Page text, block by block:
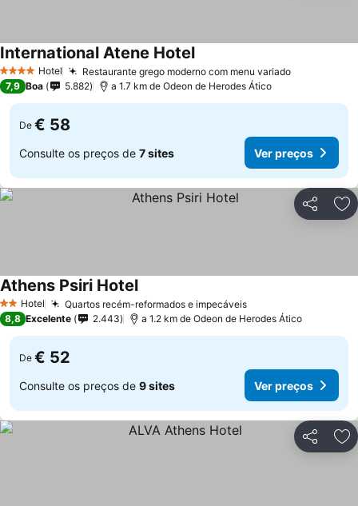
4 EstrelasHotel Restaurante grego moderno com menu variado
International Atene Hotel
7,9 Boa 5.882 a 1.7 km de Odeon de Herodes Ático
De € 58
Consulte os preços de 7 sites Ver preços
Partilhar
2 Estrelas
Hotel Quartos recém-reformados e impecáveis
Athens Psiri Hotel
8,8 Excelente 2.443 a 1.2 km de Odeon de Herodes Ático
De € 52
Consulte os preços de 9 sites Ver preços
Partilhar